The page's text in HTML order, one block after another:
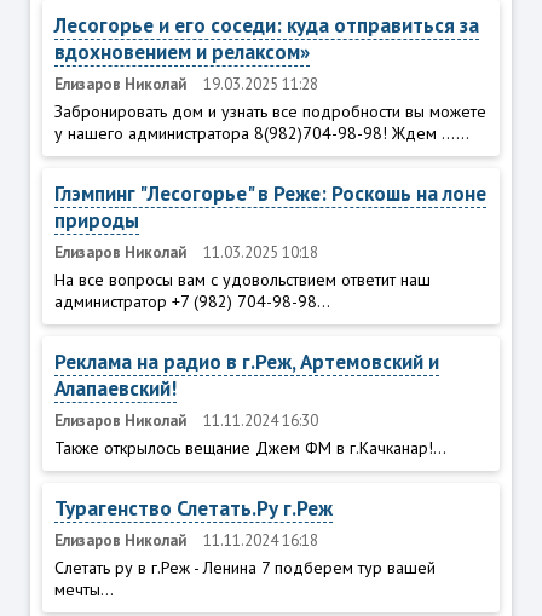
Лесогорье и его соседи: куда отправиться за
вдохновением и релаксом»
Елизаров Николай 19.03.2025 11:28
Забронировать дом и узнать все подробности вы можете
у нашего администратора 8(982)704-98-98! Ждем ......
Глэмпинг "Лесогорье" в Реже: Роскошь на лоне
природы
Елизаров Николай 11.03.2025 10:18
На все вопросы вам с удовольствием ответит наш
администратор +7 (982) 704-98-98...
Реклама на радио в г.Реж, Артемовский и
Алапаевский!
Елизаров Николай 11.11.2024 16:30
Также открылось вещание Джем ФМ в г.Качканар!...
Турагенство Слетать.Ру г.Реж
Елизаров Николай 11.11.2024 16:18
Слетать ру в г.Реж - Ленина 7 подберем тур вашей
мечты...